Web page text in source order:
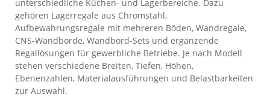
unterschiedliche Küchen- und Lagerbereiche. Dazu
gehören Lagerregale aus Chromstahl,
Aufbewahrungsregale mit mehreren Böden, Wandregale,
CNS-Wandborde, Wandbord-Sets und ergänzende
Regallösungen für gewerbliche Betriebe. Je nach Modell
stehen verschiedene Breiten, Tiefen, Höhen,
Ebenenzahlen, Materialausführungen und Belastbarkeiten
zur Auswahl.